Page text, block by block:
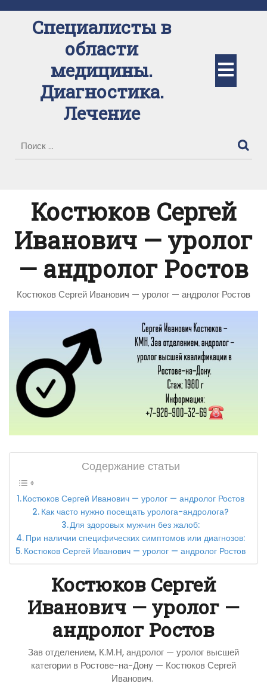
содержимомуСпециалисты в
области
медицины.
Диагностика.
Лечение
Костюков Сергей
Иванович — уролог
— андролог Ростов
Костюков Сергей Иванович — уролог — андролог Ростов
Содержание статьи
Костюков Сергей Иванович — уролог — андролог Ростов
Как часто нужно посещать уролога-андролога?
Для здоровых мужчин без жалоб:
При наличии специфических симптомов или диагнозов:
Костюков Сергей Иванович — уролог — андролог Ростов
Костюков Сергей
Иванович — уролог —
андролог Ростов
Зав отделением, К.М.Н, андролог — уролог высшей
категории в Ростове-на-Дону — Костюков Сергей
Иванович.